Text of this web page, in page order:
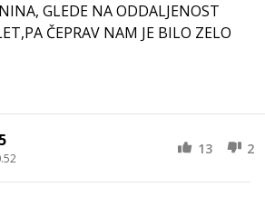
GLEDE NA ODDALJENOST
ČEPRAV NAM JE BILO ZELO
13 2